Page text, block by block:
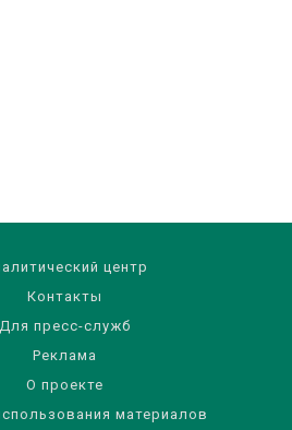
центр
Контакты
Для пресс-служб
Реклама
О проекте
материалов